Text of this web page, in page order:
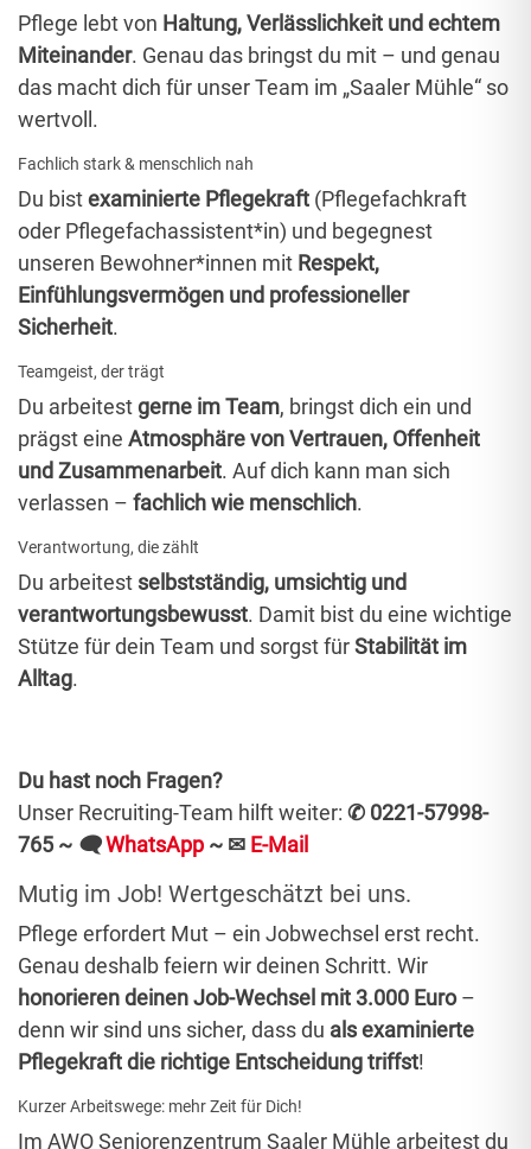
Pflege lebt von Haltung, Verlässlichkeit und echtem
Miteinander. Genau das bringst du mit – und genau
das macht dich für unser Team im „Saaler Mühle“ so
wertvoll.
Fachlich stark & menschlich nah
Du bistexaminierte Pflegekraft (Pflegefachkraft
oder Pflegefachassistent*in) und begegnest
unseren Bewohner*innen mit Respekt,
Einfühlungsvermögen und professioneller
Sicherheit.
Teamgeist, der trägt
Du arbeitestgerne im Team, bringst dich ein und
prägst eine Atmosphäre von Vertrauen, Offenheit
und Zusammenarbeit. Auf dich kann man sich
verlassen – fachlich wie menschlich.
Verantwortung, die zählt
Du arbeitest selbstständig, umsichtig und
verantwortungsbewusst. Damit bist du eine wichtige
Stütze für dein Team und sorgst fürStabilität im
Alltag.
Du hast noch Fragen?
Unser Recruiting-Team hilft weiter: ✆ 0221-57998-
765 ~ 🗨WhatsApp ~ ✉ E-Mail
Mutig im Job! Wertgeschätzt bei uns.
Pflege erfordert Mut – ein Jobwechsel erst recht.
Genau deshalb feiern wir deinen Schritt. Wir
honorieren deinen Job-Wechsel mit 3.000 Euro–
denn wir sind uns sicher, dass du als examinierte
Pflegekraft die richtige Entscheidung triffst!
Kurzer Arbeitswege: mehr Zeit für Dich!
Im AWO Seniorenzentrum Saaler Mühle arbeitest du